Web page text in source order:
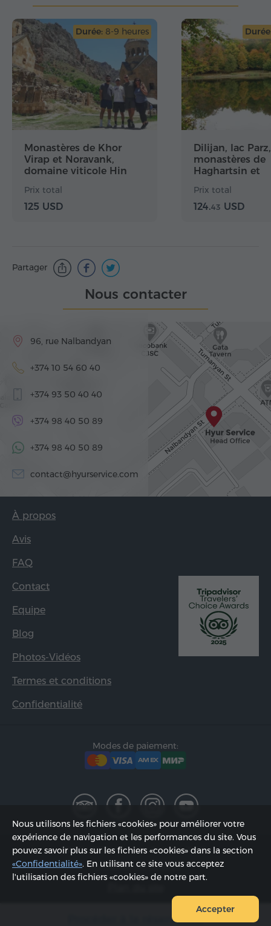
Durée: 8-9 heures
Monastères de Khor
Virap et Noravank,
domaine viticole Hin
Prix total
125 USD
Dilijan, lac Parz,
monastères de
Haghartsin et
Prix total
124.43 USD
Partager
Procéder à la réservation
Nous contacter
96, rue Nalbandyan
+374 10 54 60 40
+374 93 50 40 40
+374 98 40 50 89
+374 98 40 50 89
contact@hyurservice.com
À propos
Avis
FAQ
Contact
Equipe
Blog
Photos-Vidéos
Termes et conditions
Confidentialité
Modes de paiement:
2002 - 2026, © «Hyur Service» SARL;
Actualisée 06.08.2026
Nous utilisons les fichiers «cookies» pour améliorer votre
expérience de navigation et les performances du site. Vous
pouvez savoir plus sur les fichiers «cookies» dans la section
«Confidentialité». En utilisant ce site vous acceptez
l'utilisation des fichiers «cookies» de notre part.
Accepter